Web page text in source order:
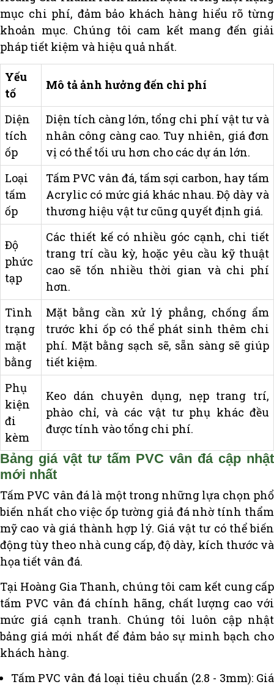
mục chi phí, đảm bảo khách hàng hiểu rõ từng
khoản mục. Chúng tôi cam kết mang đến giải
pháp tiết kiệm và hiệu quả nhất.
Yếu
tố
Mô tả ảnh hưởng đến chi phí
Diện
tích
ốp
Diện tích càng lớn, tổng chi phí vật tư và
nhân công càng cao. Tuy nhiên, giá đơn
vị có thể tối ưu hơn cho các dự án lớn.
Loại
tấm
ốp
Tấm PVC vân đá, tấm sợi carbon, hay tấm
Acrylic có mức giá khác nhau. Độ dày và
thương hiệu vật tư cũng quyết định giá.
Độ
phức
tạp
Các thiết kế có nhiều góc cạnh, chi tiết
trang trí cầu kỳ, hoặc yêu cầu kỹ thuật
cao sẽ tốn nhiều thời gian và chi phí
hơn.
Tình
trạng
mặt
bằng
Mặt bằng cần xử lý phẳng, chống ẩm
trước khi ốp có thể phát sinh thêm chi
phí. Mặt bằng sạch sẽ, sẵn sàng sẽ giúp
tiết kiệm.
Phụ
kiện
đi
kèm
Keo dán chuyên dụng, nẹp trang trí,
phào chỉ, và các vật tư phụ khác đều
được tính vào tổng chi phí.
Bảng giá vật tư tấm PVC vân đá cập nhật
mới nhất
Tấm PVC vân đá là một trong những lựa chọn phổ
biến nhất cho việc ốp tường giả đá nhờ tính thẩm
mỹ cao và giá thành hợp lý. Giá vật tư có thể biến
động tùy theo nhà cung cấp, độ dày, kích thước và
họa tiết vân đá.
Tại Hoàng Gia Thanh, chúng tôi cam kết cung cấp
tấm PVC vân đá chính hãng, chất lượng cao với
mức giá cạnh tranh. Chúng tôi luôn cập nhật
bảng giá mới nhất để đảm bảo sự minh bạch cho
khách hàng.
Tấm PVC vân đá loại tiêu chuẩn (2.8 - 3mm): Giá